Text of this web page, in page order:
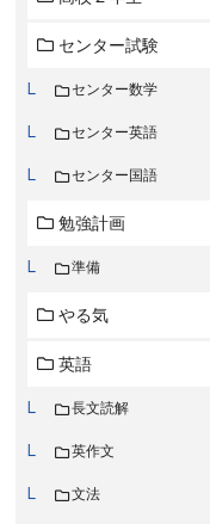
センター試験
センター数学
センター英語
センター国語
勉強計画
準備
やる気
英語
長文読解
英作文
文法